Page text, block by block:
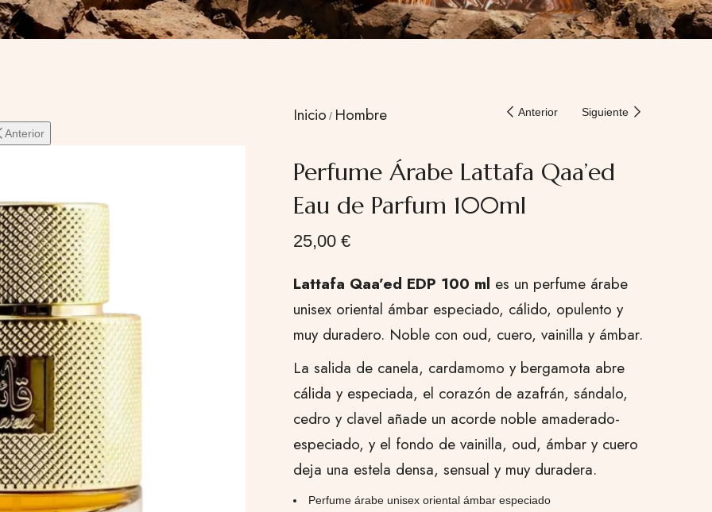
Anterior
Inicio Hombre Anterior Siguiente
Perfume Árabe Lattafa Qaa’ed
Eau de Parfum 100ml
25,00 €
Lattafa Qaa’ed EDP 100 ml es un perfume árabe
unisex oriental ámbar especiado, cálido, opulento y
muy duradero. Noble con oud, cuero, vainilla y ámbar.
La salida de canela, cardamomo y bergamota abre
cálida y especiada, el corazón de azafrán, sándalo,
cedro y clavel añade un acorde noble amaderado-
especiado, y el fondo de vainilla, oud, ámbar y cuero
deja una estela densa, sensual y muy duradera.
Perfume árabe unisex oriental ámbar especiado